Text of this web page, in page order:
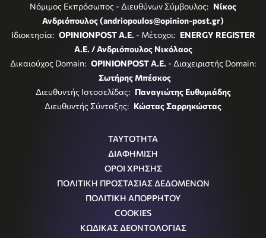
Νόμιμος Εκπρόσωπος - Διευθύνων Σύμβουλος: Νίκος
Ανδριόπουλος (andriopoulos@opinion-post.gr)
Ιδιοκτησία: OPINIONPOST A.E. - Μέτοχοι: ENERGY REGISTER
Α.Ε. / Ανδριόπουλος Νικόλαος
Δικαιούχος Domain: OPINIONPOST A.E. - Διαχειριστής Domain:
Σωτήρης Μπέσκος
Διευθυντής Ιστοσελίδας: Παναγιώτης Ευθυμιάδης
Διευθυντής Σύνταξης: Κώστας Σαρρηκώστας
ΤΑΥΤΟΤΗΤΑ
ΔΙΑΦΗΜΙΣΗ
ΟΡΟΙ ΧΡΗΣΗΣ
ΠΟΛΙΤΙΚΗ ΠΡΟΣΤΑΣΙΑΣ ΔΕΔΟΜΕΝΩΝ
ΠΟΛΙΤΙΚΗ ΑΠΟΡΡΗΤΟΥ
COOKIES
ΚΩΔΙΚΑΣ ΔΕΟΝΤΟΛΟΓΙΑΣ